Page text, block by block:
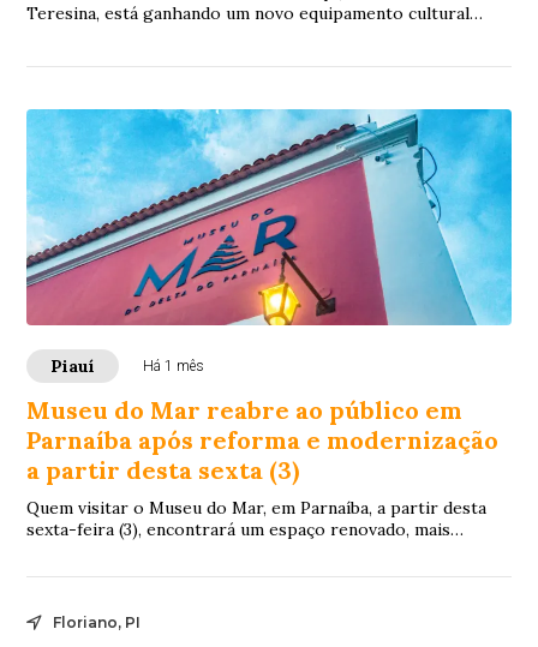
Teresina, está ganhando um novo equipamento cultural
Piauí Há 1 mês
Museu do Mar reabre ao público em
Parnaíba após reforma e modernização
a partir desta sexta (3)
Quem visitar o Museu do Mar, em Parnaíba, a partir desta
sexta-feira (3), encontrará um espaço renovado, mais
Floriano, PI